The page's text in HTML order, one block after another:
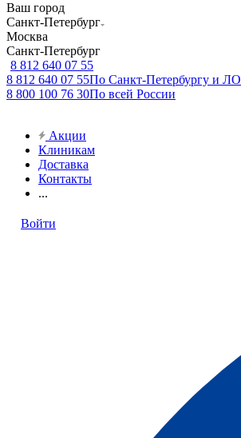
Ваш город
Санкт-Петербург
Москва
Санкт-Петербург
8 812 640 07 55
8 812 640 07 55По Санкт-Петербургу и ЛО
8 800 100 76 30По всей России
Акции
Клиникам
Доставка
Контакты
...
Войти